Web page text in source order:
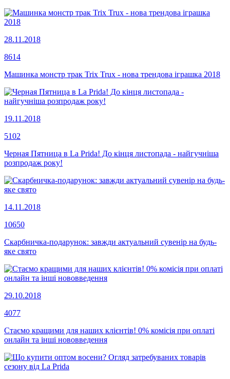
28.11.2018
8614
Машинка монстр трак Trix Trux - нова трендова іграшка 2018
19.11.2018
5102
Черная Пятница в La Prida! До кінця листопада - найгучніша
розпродаж року!
14.11.2018
10650
Скарбничка-подарунок: завжди актуальний сувенір на будь-
яке свято
29.10.2018
4077
Стаємо кращими для наших клієнтів! 0% комісія при оплаті
онлайн та інші нововведення